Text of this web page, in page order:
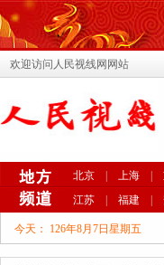
欢迎访问人民视线网网站
北京 上海
江苏
福建
今天： 126年8月7日星期五